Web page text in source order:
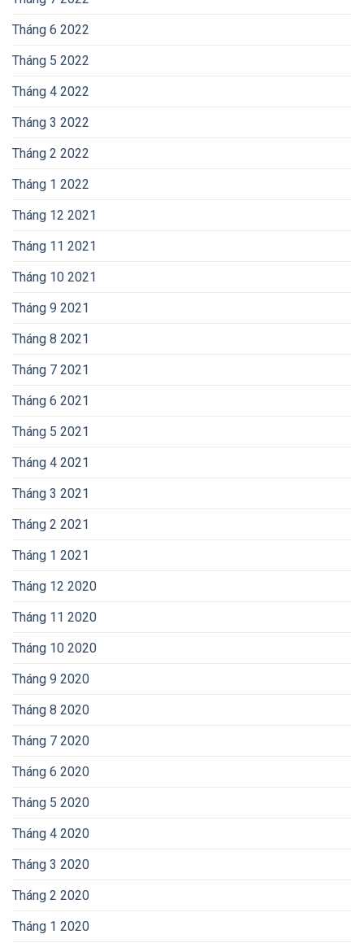
Tháng 6 2022
Tháng 5 2022
Tháng 4 2022
Tháng 3 2022
Tháng 2 2022
Tháng 1 2022
Tháng 12 2021
Tháng 11 2021
Tháng 10 2021
Tháng 9 2021
Tháng 8 2021
Tháng 7 2021
Tháng 6 2021
Tháng 5 2021
Tháng 4 2021
Tháng 3 2021
Tháng 2 2021
Tháng 1 2021
Tháng 12 2020
Tháng 11 2020
Tháng 10 2020
Tháng 9 2020
Tháng 8 2020
Tháng 7 2020
Tháng 6 2020
Tháng 5 2020
Tháng 4 2020
Tháng 3 2020
Tháng 2 2020
Tháng 1 2020